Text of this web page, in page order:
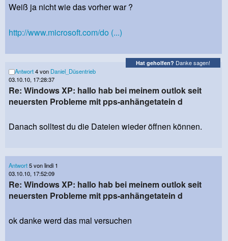
Weiß ja nicht wie das vorher war ?
http://www.microsoft.com/do (...)
Hat geholfen? Danke sagen!
Antwort4 von Daniel_Düsentrieb
03.10.10, 17:28:37
Re: Windows XP: hallo hab bei meinem outlok seit
neuersten Probleme mit pps-anhängetatein d
Danach solltest du die Dateien wieder öffnen können.
Antwort5 von lindi 1
03.10.10, 17:52:09
Re: Windows XP: hallo hab bei meinem outlok seit
neuersten Probleme mit pps-anhängetatein d
ok danke werd das mal versuchen